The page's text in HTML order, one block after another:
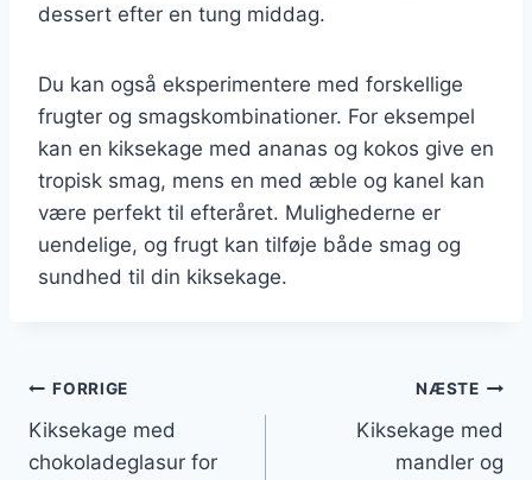
dessert efter en tung middag.
Du kan også eksperimentere med forskellige
frugter og smagskombinationer. For eksempel
kan en kiksekage med ananas og kokos give en
tropisk smag, mens en med æble og kanel kan
være perfekt til efteråret. Mulighederne er
uendelige, og frugt kan tilføje både smag og
sundhed til din kiksekage.
Indlægsnavigation
FORRIGE
Kiksekage med
chokoladeglasur for
NÆSTE
Kiksekage med
mandler og